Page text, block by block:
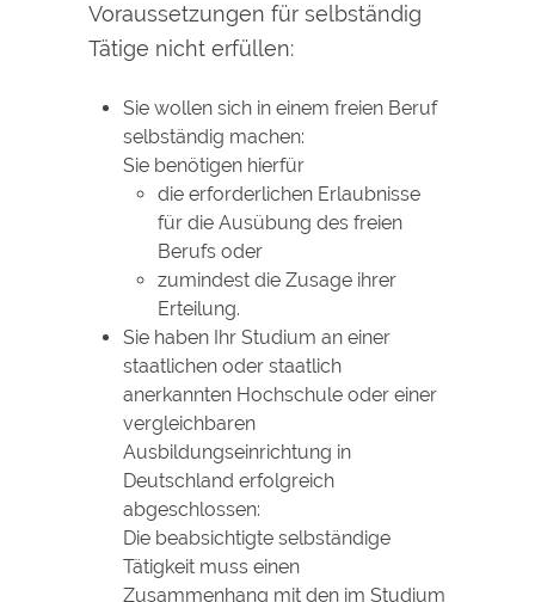
Voraussetzungen für selbständig
Tätige nicht erfüllen:
Sie wollen sich in einem freien Beruf
selbständig machen:
Sie benötigen hierfür
die erforderlichen Erlaubnisse
für die Ausübung des freien
Berufs oder
zumindest die Zusage ihrer
Erteilung.
Sie haben Ihr Studium an einer
staatlichen oder staatlich
anerkannten Hochschule oder einer
vergleichbaren
Ausbildungseinrichtung in
Deutschland erfolgreich
abgeschlossen:
Die beabsichtigte selbständige
Tätigkeit muss einen
Zusammenhang mit den im Studium